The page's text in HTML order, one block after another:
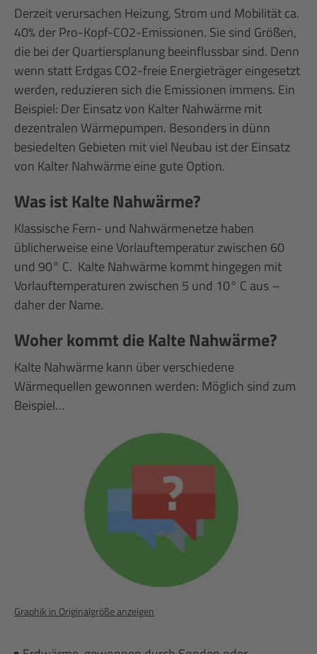
Derzeit verursachen Heizung, Strom und Mobilität ca.
40% der Pro-Kopf-CO2-Emissionen. Sie sind Größen,
die bei der Quartiersplanung beeinflussbar sind. Denn
wenn statt Erdgas CO2-freie Energieträger eingesetzt
werden, reduzieren sich die Emissionen immens. Ein
Beispiel: Der Einsatz von Kalter Nahwärme mit
dezentralen Wärmepumpen. Besonders in dünn
besiedelten Gebieten mit viel Neubau ist der Einsatz
von Kalter Nahwärme eine gute Option.
Was ist Kalte Nahwärme?
Klassische Fern- und Nahwärmenetze haben
üblicherweise eine Vorlauftemperatur zwischen 60
und 90° C. Kalte Nahwärme kommt hingegen mit
Vorlauftemperaturen zwischen 5 und 10° C aus –
daher der Name.
Woher kommt die Kalte Nahwärme?
Kalte Nahwärme kann über verschiedene
Wärmequellen gewonnen werden: Möglich sind zum
Beispiel…
Graphik in Originalgröße anzeigen